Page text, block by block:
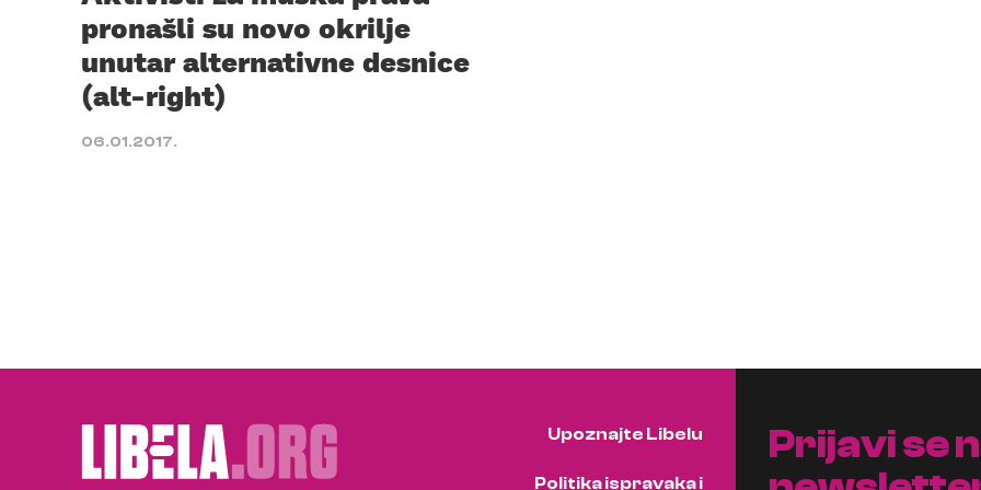
pronašli su novo okrilje
unutar alternativne desnice
(alt-right)
06.01.2017.
Upoznajte Libelu
Politika ispravaka i
Prijavi se